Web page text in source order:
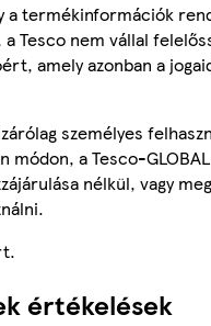
a termékinformációk
Tesco nem vállal
amely azonban a
személyes
módon, a Tesco-
nélkül, vagy
értékelések